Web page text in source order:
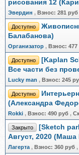
рисования 12
Эвердин , Взнос: 281 руб
Доступно
Балабанова)
Организатор , Взнос: 477
Доступно
[Kaplan
Все части без
Lucky man , Взнос: 245
Доступно
(Александра
Rokki , Взнос: 490 руб ,
Закрыто
[Sketch
Август, 2020 (Маша
Лагерта , Взнос: 360 руб ,